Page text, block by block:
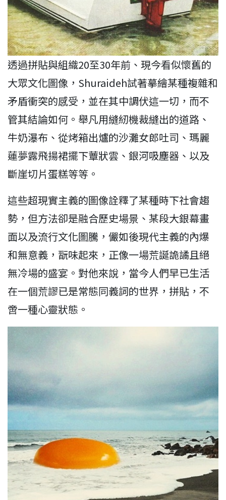
透過拼貼與組織20至30年前、現今看似懷舊的
大眾文化圖像，Shuraideh試著摹繪某種複雜和
矛盾衝突的感受，並在其中調伏這一切，而不
管其結論如何。舉凡用縫紉機裁縫出的道路、
牛奶瀑布、從烤箱出爐的沙灘女郎吐司、瑪麗
蓮夢露飛揚裙擺下蕈狀雲、銀河吸塵器、以及
斷崖切片蛋糕等等。
這些超現實主義的圖像詮釋了某種時下社會趨
勢，但方法卻是融合歷史場景、某段大銀幕畫
面以及流行文化圖騰，儼如後現代主義的內爆
和無意義，翫味起來，正像一場荒誕詭譎且絕
無冷場的盛宴。對他來說，當今人們早已生活
在一個荒謬已是常態同義詞的世界，拼貼，不
啻一種心靈狀態。